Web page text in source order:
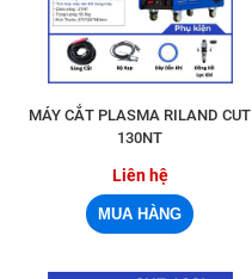
MÁY CẮT PLASMA RILAND CUT
130NT
Liên hệ